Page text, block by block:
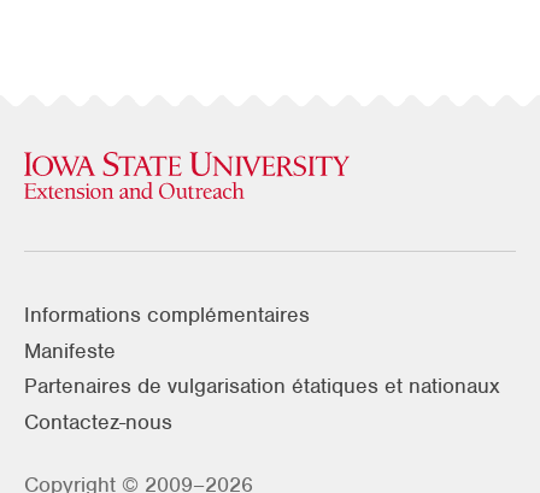
Informations complémentaires
Manifeste
Partenaires de vulgarisation étatiques et nationaux
Contactez-nous
Copyright © 2009–2026